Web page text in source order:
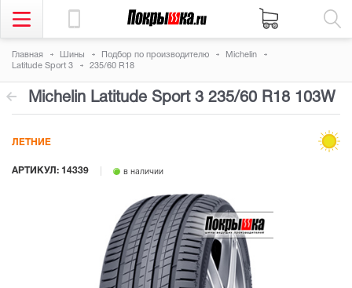
Главная Шины Подбор по производителю
Michelin
Latitude Sport 3
235/60 R18
Michelin Latitude Sport 3 235/60 R18 103W
АРТИКУЛ: 14339 в наличии
ЛЕТНИЕ